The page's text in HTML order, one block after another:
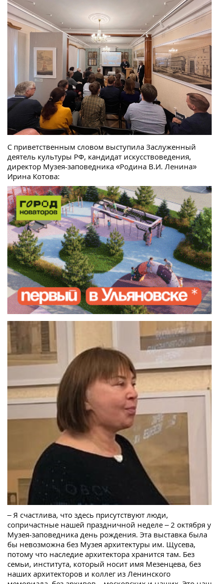
С приветственным словом выступила Заслуженный
деятель культуры РФ, кандидат искусствоведения,
директор Музея-заповедника «Родина В.И. Ленина»
Ирина Котова:
– Я счастлива, что здесь присутствуют люди,
сопричастные нашей праздничной неделе – 2 октября у
Музея-заповедника день рождения. Эта выставка была
бы невозможна без Музея архитектуры им. Щусева,
потому что наследие архитектора хранится там. Без
семьи, института, который носит имя Мезенцева, без
наших архитекторов и коллег из Ленинского